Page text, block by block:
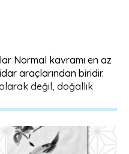
Normal kavramı en az
araçlarından biridir.
değil, doğallık